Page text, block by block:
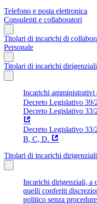
Telefono e posta elettronica
Consulenti e collaboratori
Titolari di incarichi di
Personale
Titolari di incarichi
Incarichi amministrativi
Decreto Legislativo 39/
Decreto Legislativo 33/
Decreto Legislativo 33/
B, C, D.
Titolari di incarichi
Incarichi dirigenziali, a
quelli conferiti
politico senza